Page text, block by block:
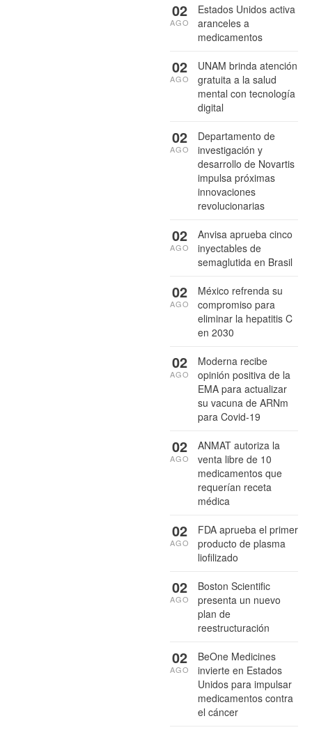
Estados Unidos activa
aranceles a
medicamentos
02
AGO
UNAM brinda atención
gratuita a la salud
mental con tecnología
digital
02
AGO
Departamento de
investigación y
desarrollo de Novartis
impulsa próximas
innovaciones
revolucionarias
02
AGO
Anvisa aprueba cinco
inyectables de
semaglutida en Brasil
02
AGO
México refrenda su
compromiso para
eliminar la hepatitis C
en 2030
02
AGO
Moderna recibe
opinión positiva de la
EMA para actualizar
su vacuna de ARNm
para Covid-19
02
AGO
ANMAT autoriza la
venta libre de 10
medicamentos que
requerían receta
médica
02
AGO
FDA aprueba el primer
producto de plasma
liofilizado
02
AGO
Boston Scientific
presenta un nuevo
plan de
reestructuración
02
AGO
BeOne Medicines
invierte en Estados
Unidos para impulsar
medicamentos contra
el cáncer
02
AGO